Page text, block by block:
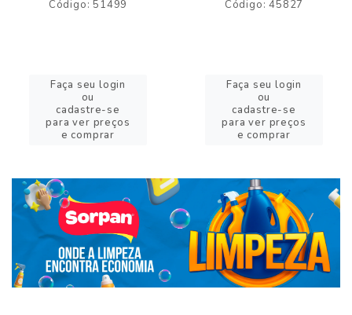
Código: 51499
Faça seu login
ou
cadastre-se
para ver preços
e comprar
Código: 45827
Faça seu login
ou
cadastre-se
para ver preços
e comprar